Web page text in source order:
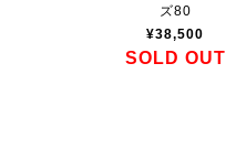
ズ80
¥38,500
SOLD OUT